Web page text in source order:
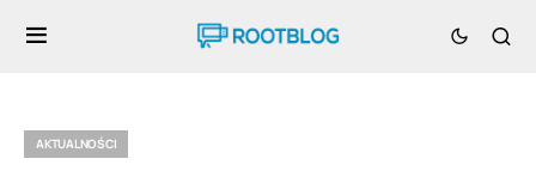
AKTUALNOŚCI